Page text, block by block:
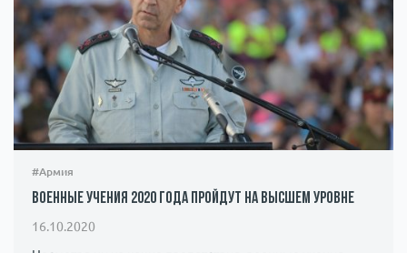
#Армия
Военные учения 2020 года пройдут на высшем уровне
16.10.2020